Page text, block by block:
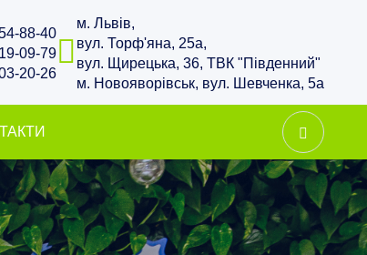
88-40
09-79
20-26
м. Львів,
вул. Торф'яна, 25а,
вул. Щирецька, 36, ТВК "Південний"
м. Новояворівськ, вул. Шевченка, 5а